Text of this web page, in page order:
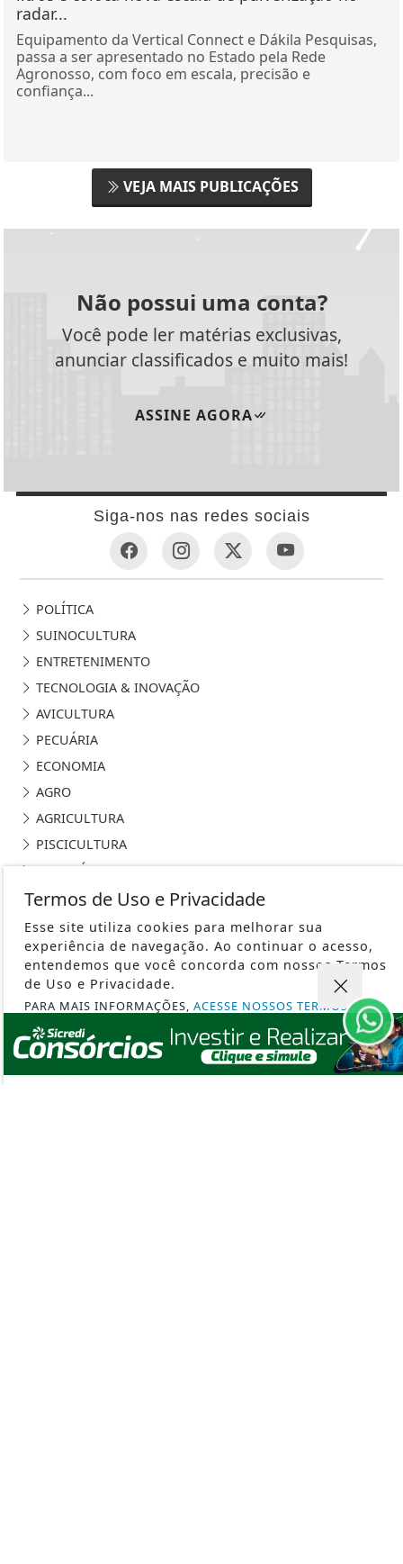
Equipamento da Vertical Connect e Dákila Pesquisas,
passa a ser apresentado no Estado pela Rede
Agronosso, com foco em escala, precisão e
confiança...
VEJA MAIS PUBLICAÇÕES
Não possui uma conta?
Você pode ler matérias exclusivas,
anunciar classificados e muito mais!
ASSINE AGORA
Siga-nos nas redes sociais
POLÍTICA
TECNOLOGIA & INOVAÇÃO
PECUÁRIA
CONTEÚDO PATROCINADO
SAÚDE
CLIMA
MUNDO
EDUCAÇÃO
POLÍCIA
Termos de Uso e Privacidade
Esse site utiliza cookies para melhorar sua
experiência de navegação. Ao continuar o acesso,
entendemos que você concorda com nossos Termos
de Uso e Privacidade.
PARA MAIS INFORMAÇÕES, ACESSE NOSSOS TERMOS
CLICANDO AQUI
PROSSEGUIR